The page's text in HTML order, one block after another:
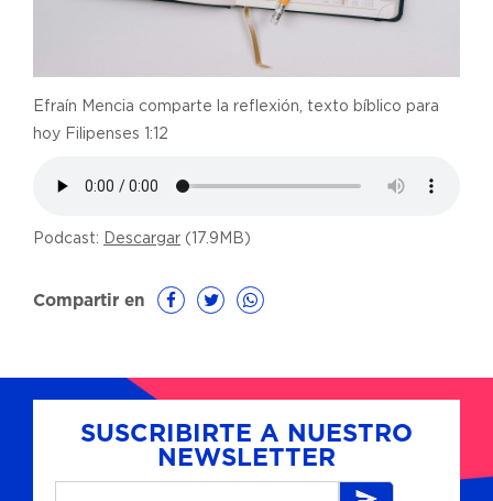
Efraín Mencia comparte la reflexión, texto bíblico para
hoy Filipenses 1:12
Podcast: Descargar (17.9MB)
Compartir en
SUSCRIBIRTE A NUESTRO
NEWSLETTER